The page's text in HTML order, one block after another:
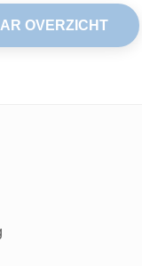
OVERZICHT